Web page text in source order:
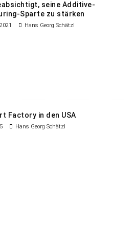
seine Additive-
Sparte zu stärken
Hans Georg Schätzl
Factory in den USA
Hans Georg Schätzl